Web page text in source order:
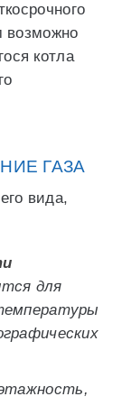
возможно
котла
ГАЗА
вида,
для